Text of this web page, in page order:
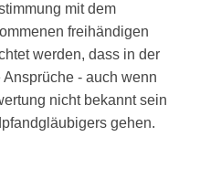
mit dem
freihändigen
werden, dass in der
- auch wenn
nicht bekannt sein
gehen.